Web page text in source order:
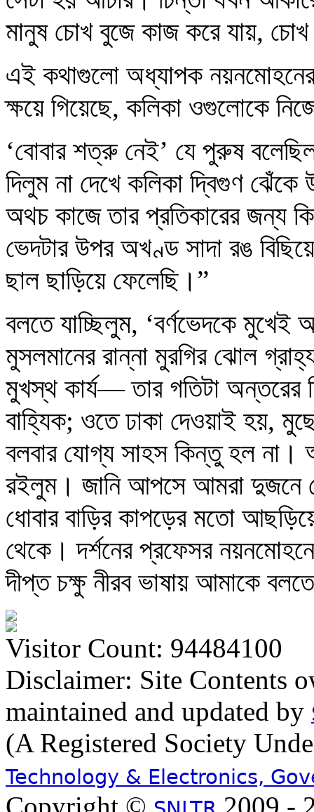
মানুষ চোখ বুজে কাজ করে যায়, চোখ
এই কথাগুলো অধ্যাপক
ক্ষয়ে গিয়েছে, কলিকা ওগুলোকে
‘বোবার শত্রু নেই’ যে পুরুষ
দিলুম না দেখে কলিকা দ্বিগুণ
অথচ কাজে তার প্রতিকারের জন্য
ভেদটার উপর অখণ্ড সাদা রঙ
ছাল ছাড়িয়ে ফেলেছি।”
বলতে যাচ্ছিলুম, ‘বর্ণভেদকে মুখেই
মুসলমানের রান্না মুরগির ঝোল
মুখস্থ কার্য— তার গতিটা অন্তরের
বাহ্যিক; ওতে ঢাকা দেওয়াই হয়,
বলবার যোগ্য সাহস কিন্তু হল
রইলুম। জানি আপসে আমরা দুজনে
ধোবার বাড়ির কাপড়ের মতো
থেকে। দর্শনের প্রফেসর
দীপ্ত চক্ষু নীরব ভাষায় আমাকে
Visitor Count: 94484100
Disclaimer: Site Contents
maintained and updated by
(A Registered Society
Technology & Electronics,